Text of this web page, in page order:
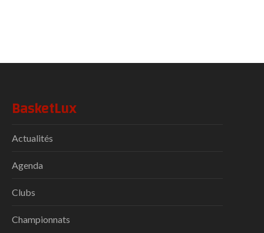
BasketLux
Actualités
Agenda
Clubs
Championnats